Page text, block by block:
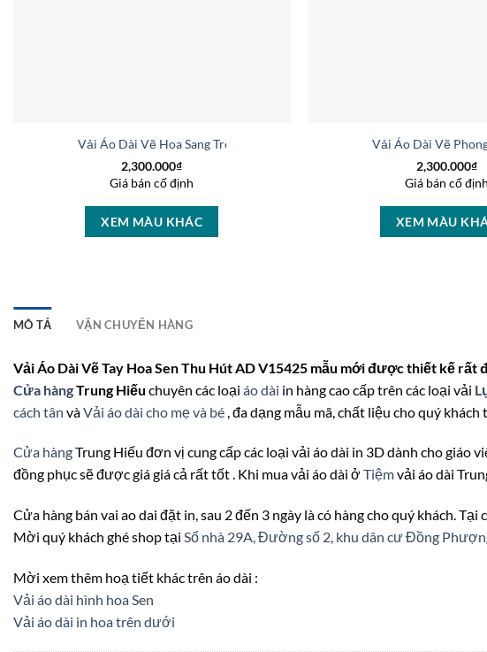
Vải Áo Dài Vẽ Hoa Sang Trọng Vừa Ra AD V51025
2,300.000₫
Giá bán cố định
XEM MÀU KHÁC
Vải Áo Dài Vẽ
2,300.000₫
Giá bán cố định
XEM MÀU
MÔ TẢ VẬN CHUYỂN HÀNG
Vải Áo Dài Vẽ Tay Hoa Sen Thu Hút AD V15425 mẫu mới được thiết kế rất
Cửa hàngTrung Hiếu chuyên các loại áo dài in hàng cao cấp trên các loại vải
cách tân vàVải áo dài cho mẹ và bé , đa dạng mẫu mã, chất liệu cho quý khách
Cửa hàngTrung Hiếu đơn vị cung cấp các loại vải áo dài in 3D dành cho giáo
đồng phục sẽ được giá giá cả rất tốt . Khi mua vải áo dài ở Tiệmvải áo dài
Cửa hàng bán vai ao dai đặt in, sau 2 đến 3 ngày là có hàng cho quý khách.
Mời quý khách ghé shop tại Số nhà 29A, Đường số 2, khu dân cư Đồng
Mời xem thêm hoạ tiết khác trên áo dài :
Vải áo dài hình hoa Sen
Vải áo dài in hoa trên dưới